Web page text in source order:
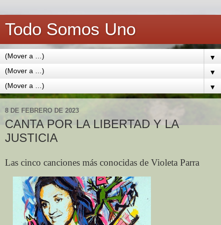
Todo Somos Uno
▼
▼
▼
8 DE FEBRERO DE 2023
CANTA POR LA LIBERTAD Y LA
JUSTICIA
Las cinco canciones más conocidas de Violeta Parra